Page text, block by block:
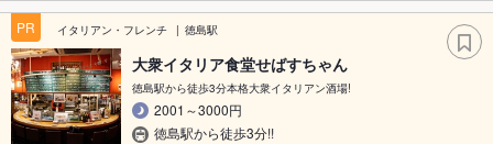
PR イタリアン・フレンチ 徳島駅
大衆イタリア食堂せばすちゃん
徳島駅から徒歩3分本格大衆イタリアン酒場!
2001～3000円
徳島駅から徒歩3分!!